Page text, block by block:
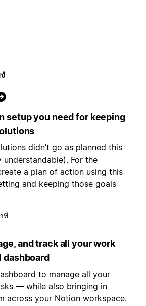
setup you need for keeping
didn’t go as planned this
For the
a plan of action using this
and keeping those goals
ที
and track all your work
dashboard
to manage all your
— while also bringing in
across your Notion workspace.